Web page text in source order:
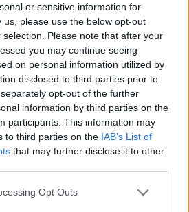
or sensitive information for
please use the below opt-out
Please note that after your
you may continue seeing
on personal information utilized by
disclosed to third parties prior to
opt-out of the further
information by third parties on the
participants. This information may
to third parties on the IAB’s List of
that may further disclose it to other
Opt Outs